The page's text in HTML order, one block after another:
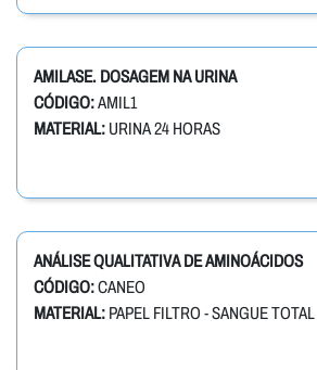
AMILASE. DOSAGEM NA URINA
CÓDIGO:AMIL1
MATERIAL: URINA 24 HORAS
ANÁLISE QUALITATIVA DE AMINOÁCIDOS
CÓDIGO:CANEO
MATERIAL: PAPEL FILTRO - SANGUE TOTAL